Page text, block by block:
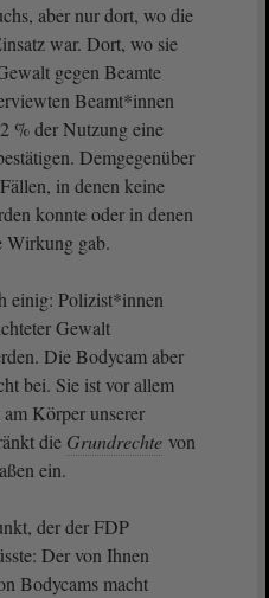
aber nur dort, wo die
war. Dort, wo sie
gegen Beamte
Beamt*innen
% der Nutzung eine
Demgegenüber
in denen keine
konnte oder in denen
Wirkung gab.
einig: Polizist*innen
Gewalt
Die Bodycam aber
bei. Sie ist vor allem
Körper unserer
die Grundrechte von
ein.
der der FDP
Der von Ihnen
Bodycams macht